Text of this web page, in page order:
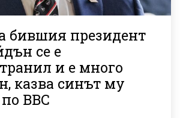
бившия президент
се е
и е много
казва синът му
BBC